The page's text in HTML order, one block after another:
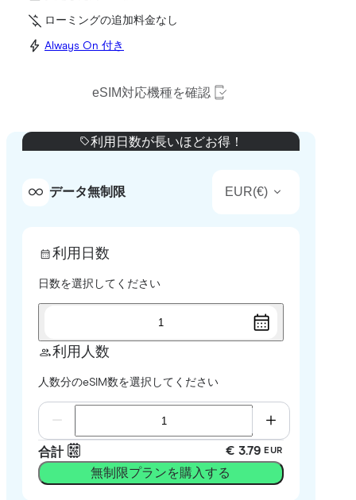
ローミングの追加料金なし
Always On 付き
eSIM対応機種を確認
利用日数が長いほどお得！
データ無制限 EUR(€)
利用日数
日数を選択してください
1
利用人数
人数分のeSIM数を選択してください
合計 € 3.79 EUR
無制限プランを購入する